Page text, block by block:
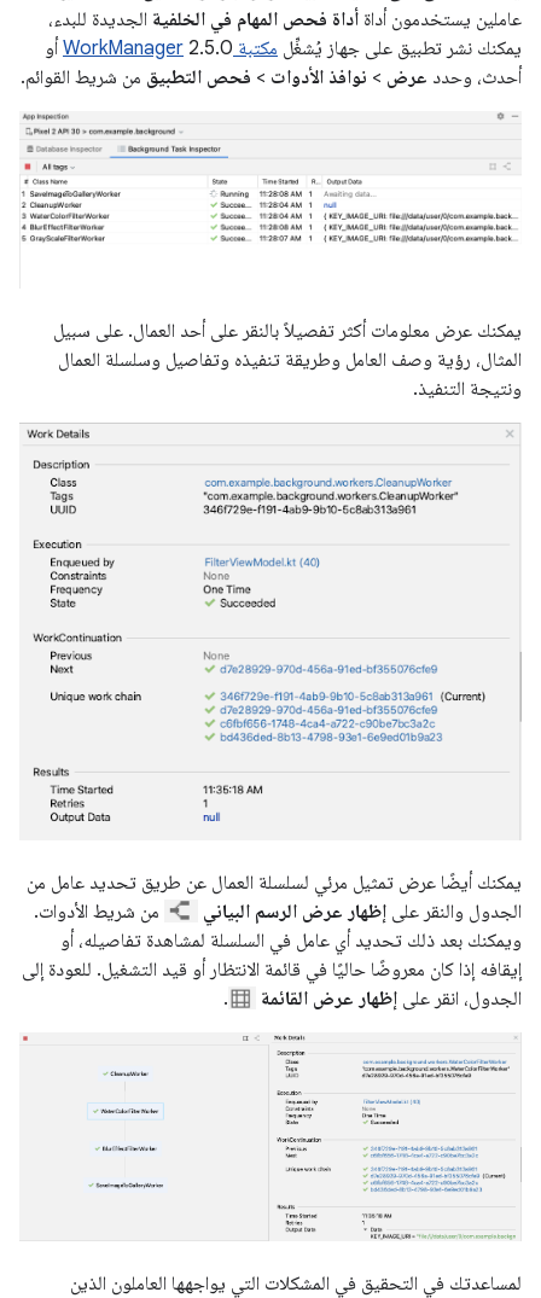
عاملين يستخدمون أداة أداة فحص المهام في الخلفية الجديدة للبدء،
يمكنك نشر تطبيق على جهاز يُشغِّل مكتبة WorkManager
2.5.0 أو
أحدث، وحدد عرض > نوافذ الأدوات > فحص التطبيق من شريط القوائم.
يمكنك عرض معلومات أكثر تفصيلاً بالنقر على أحد العمال. على سبيل
المثال، رؤية وصف العامل وطريقة تنفيذه وتفاصيل وسلسلة العمال
ونتيجة التنفيذ.
يمكنك أيضًا عرض تمثيل مرئي لسلسلة العمال عن طريق تحديد عامل من
الجدول والنقر على إظهار عرض الرسم البياني
من شريط الأدوات.
ويمكنك بعد ذلك تحديد أي عامل في السلسلة لمشاهدة تفاصيله، أو
إيقافه إذا كان معروضًا حاليًا في قائمة الانتظار أو قيد التشغيل. للعودة إلى
الجدول، انقر على إظهار عرض القائمة .
لمساعدتك في التحقيق في المشكلات التي يواجهها العاملون الذين